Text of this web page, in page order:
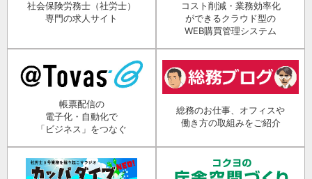
社会保険労務士（社労士）
専門の求人サイト
コスト削減・業務効率化
ができるクラウド型の
WEB購買管理システム
帳票配信の
電子化・自動化で
「ビジネス」をつなぐ
総務のお仕事、オフィスや
働き方の取組みをご紹介